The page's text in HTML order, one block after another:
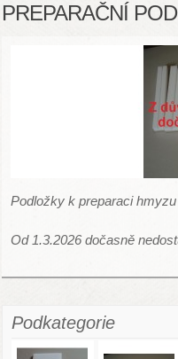
PREPARAČNÍ
Podložky k preparaci
Od 1.3.2026 dočasně
Podkategorie